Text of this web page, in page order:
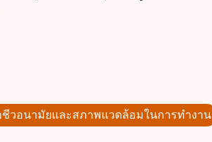
วอนามัยและสภาพแวดล้อมในการทำงาน